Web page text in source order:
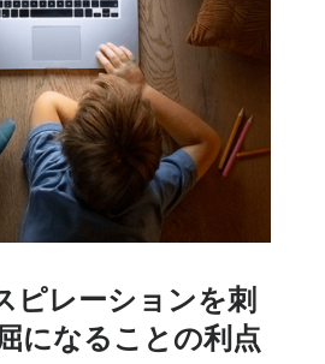
ピレーションを刺
になることの利点